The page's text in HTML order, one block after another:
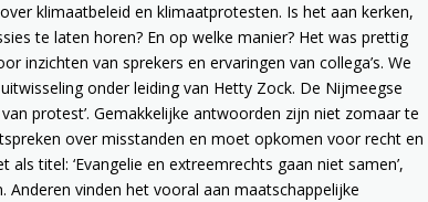
klimaatbeleid en klimaatprotesten. Is het aan kerken,
te laten horen? En op welke manier? Het was prettig
inzichten van sprekers en ervaringen van collega’s. We
onder leiding van Hetty Zock. De Nijmeegse
protest’. Gemakkelijke antwoorden zijn niet zomaar te
over misstanden en moet opkomen voor recht en
titel: ‘Evangelie en extreemrechts gaan niet samen’,
vinden het vooral aan maatschappelijke